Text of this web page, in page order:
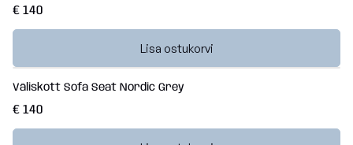
€ 140
Lisa ostukorvi
Väliskott Sofa Seat Nordic Grey
€ 140